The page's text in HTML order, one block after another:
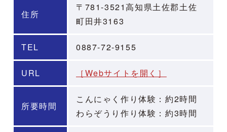
住所
〒781-3521高知県土佐郡土佐
町田井3163
TEL 0887-72-9155
URL ［Webサイトを開く］
所要時間
こんにゃく作り体験：約2時間
わらぞうり作り体験：約3時間